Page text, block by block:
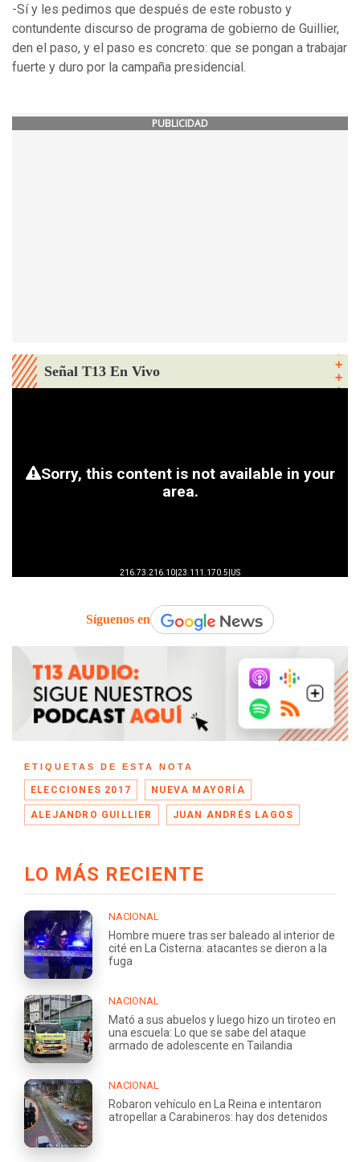
-Sí y les pedimos que después de este robusto y
contundente discurso de programa de gobierno de Guillier,
den el paso, y el paso es concreto: que se pongan a trabajar
fuerte y duro por la campaña presidencial.
PUBLICIDAD
Señal T13 En Vivo
Síguenos en
ETIQUETAS DE ESTA NOTA
ELECCIONES 2017 NUEVA MAYORÍA
ALEJANDRO GUILLIER JUAN ANDRÉS LAGOS
LO MÁS RECIENTE
NACIONAL
Hombre muere tras ser baleado al interior de
cité en La Cisterna: atacantes se dieron a la
fuga
NACIONAL
Mató a sus abuelos y luego hizo un tiroteo en
una escuela: Lo que se sabe del ataque
armado de adolescente en Tailandia
NACIONAL
Robaron vehículo en La Reina e intentaron
atropellar a Carabineros: hay dos detenidos